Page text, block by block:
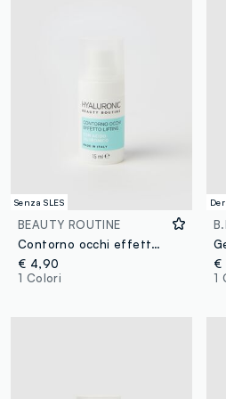
Senza SLES
BEAUTY ROUTINE
Contorno occhi effetto lifting con acido ialuronico BEAUTY ROUTINE
€ 4,90
1 Colori
€
1